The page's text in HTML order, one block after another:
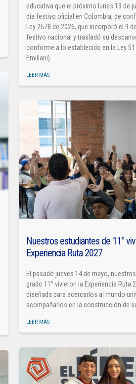
educativa que el próximo lunes 13 de
día festivo oficial en Colombia, de
Ley 2578 de 2026, que incorporó el 9
festivo nacional y trasladó su
conforme a lo establecido en la Ley 51
Emiliani).
LEER MÁS
Nuestros estudiantes de 11°
Experiencia Ruta 2027
El pasado jueves 14 de mayo,
grado 11° vivieron la Experiencia Ruta
diseñada para acercarlos al mundo
acompañarlos en la construcción de
LEER MÁS